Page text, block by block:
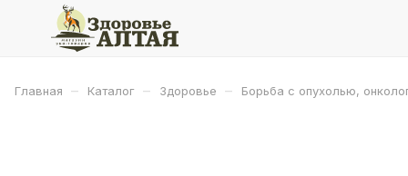
Главная – Каталог – Здоровье – Борьба с опухолью,